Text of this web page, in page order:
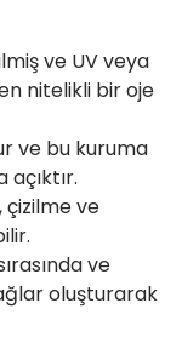
ve UV veya
nitelikli bir oje
ve bu kuruma
çizilme ve
ve
oluşturarak